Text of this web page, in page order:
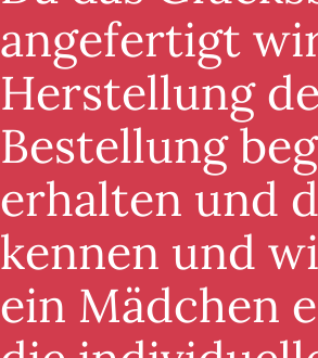
angefertigt
Herstellung
Bestellung
erhalten und
kennen und
ein Mädchen